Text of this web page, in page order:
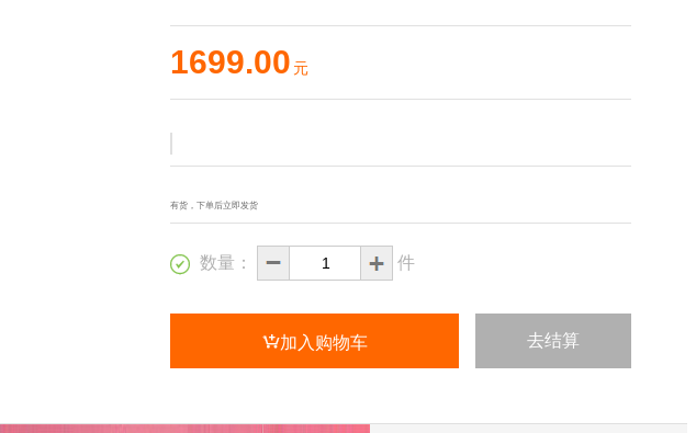
1699.00元
有货，下单后立即发货
 数量： 件
加入购物车 去结算